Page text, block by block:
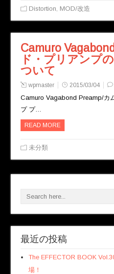
Distortion MOD/改造
Camuro
ド・プリアンプ
ついて
wpmaster 2015/03/04
Camuro Vagabond Preamp/カ
プ プ…
READ MORE
未分類
最近の投稿
The EFFECTOR BOOK
場！